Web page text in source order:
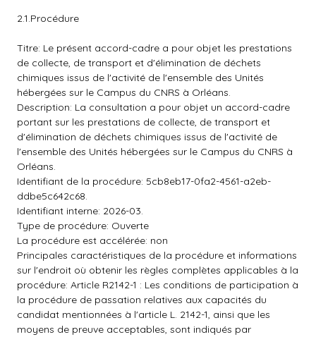
2.1.Procédure
Titre: Le présent accord-cadre a pour objet les prestations
de collecte, de transport et d'élimination de déchets
chimiques issus de l'activité de l'ensemble des Unités
hébergées sur le Campus du CNRS à Orléans.
Description: La consultation a pour objet un accord-cadre
portant sur les prestations de collecte, de transport et
d'élimination de déchets chimiques issus de l'activité de
l'ensemble des Unités hébergées sur le Campus du CNRS à
Orléans.
Identifiant de la procédure: 5cb8eb17-0fa2-4561-a2eb-
ddbe5c642c68.
Identifiant interne: 2026-03.
Type de procédure: Ouverte
La procédure est accélérée: non
Principales caractéristiques de la procédure et informations
sur l'endroit où obtenir les règles complètes applicables à la
procédure: Article R2142-1 : Les conditions de participation à
la procédure de passation relatives aux capacités du
candidat mentionnées à l'article L. 2142-1, ainsi que les
moyens de preuve acceptables, sont indiqués par